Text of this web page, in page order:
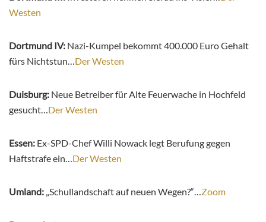
Westen
Dortmund IV: Nazi-Kumpel bekommt 400.000 Euro Gehalt
fürs Nichtstun…Der Westen
Duisburg: Neue Betreiber für Alte Feuerwache in Hochfeld
gesucht…Der Westen
Essen: Ex-SPD-Chef Willi Nowack legt Berufung gegen
Haftstrafe ein…Der Westen
Umland: „Schullandschaft auf neuen Wegen?“…Zoom